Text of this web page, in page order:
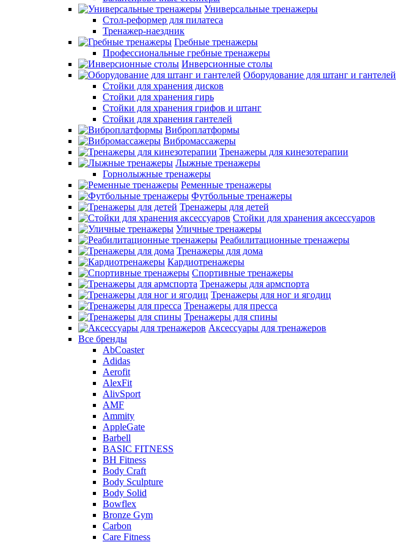
Универсальные тренажеры
Стол-реформер для пилатеса
Тренажер-наездник
Гребные тренажеры
Профессиональные гребные тренажеры
Инверсионные столы
Оборудование для штанг и гантелей
Стойки для хранения дисков
Стойки для хранения гирь
Стойки для хранения грифов и штанг
Стойки для хранения гантелей
Виброплатформы
Вибромассажеры
Тренажеры для кинезотерапии
Лыжные тренажеры
Горнолыжные тренажеры
Ременные тренажеры
Футбольные тренажеры
Тренажеры для детей
Стойки для хранения аксессуаров
Уличные тренажеры
Реабилитационные тренажеры
Тренажеры для дома
Кардиотренажеры
Спортивные тренажеры
Тренажеры для армспорта
Тренажеры для ног и ягодиц
Тренажеры для пресса
Тренажеры для спины
Аксессуары для тренажеров
Все бренды
AbCoaster
Adidas
Aerofit
AlexFit
AlivSport
AMF
Ammity
AppleGate
Barbell
BASIC FITNESS
BH Fitness
Body Craft
Body Sculpture
Body Solid
Bowflex
Bronze Gym
Carbon
Care Fitness